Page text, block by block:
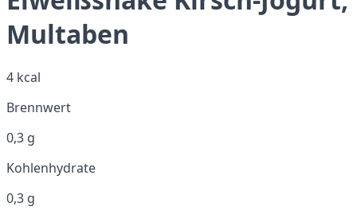
Multaben
4 kcal
Brennwert
0,3 g
Kohlenhydrate
0,3 g